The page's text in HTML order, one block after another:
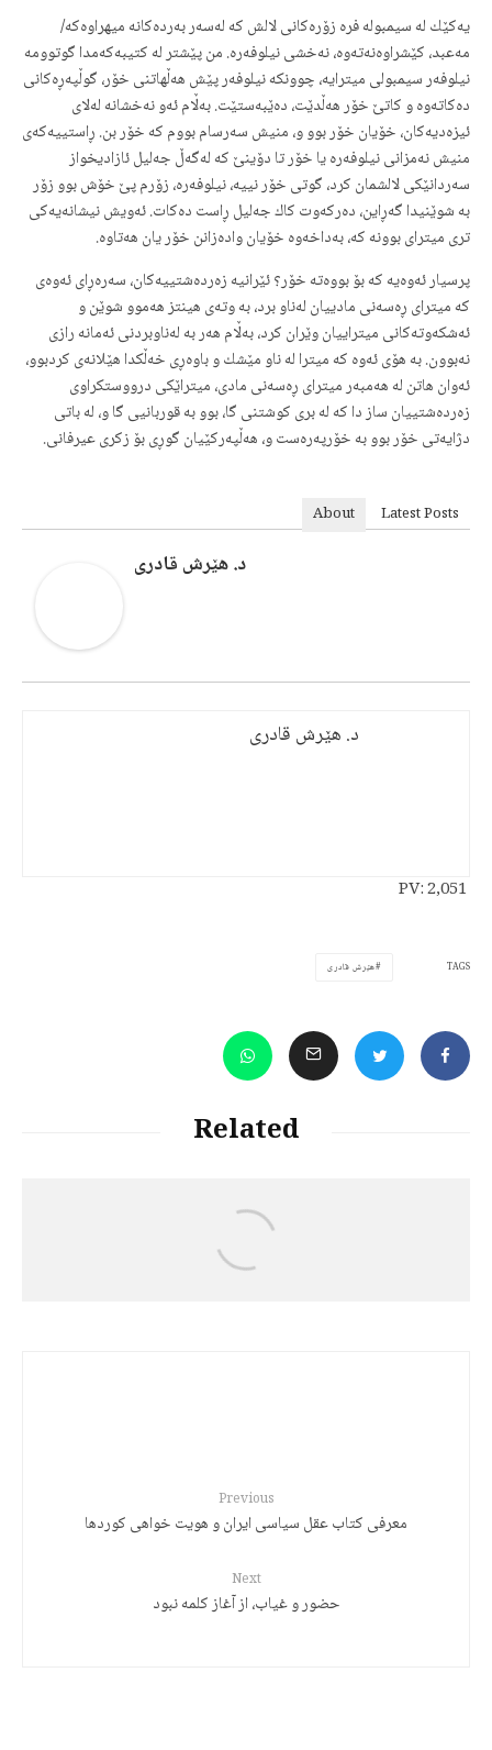
یەكێك لە سیمبولە فرە زۆرەكانی لالش كە لەسەر بەردەكانە میهراوەكە/
مەعبد، كێشراوەنەتەوە، نەخشی نیلوفەرە. من پێشتر لە كتیبەكەمدا گوتوومە
نیلوفەر سیمبولی میترایە، چوونكە نیلوفەر پێش هەڵهاتنی خۆر، گوڵپەڕەكانی
دەكاتەوە و كاتێ خۆر هەڵدێت، دەێبەستێت. بەڵام ئەو نەخشانە لەلای
ئیزەدیەكان، خۆیان خۆر بوو و، منیش سەرسام بووم كە خۆر بن. ڕاستییەكەی
منیش نەمزانی نیلوفەرە یا خۆر تا دۆینێ كە لەگەڵ جەلیل ئازادیخواز
سەردانێكی لالشمان كرد، گوتی خۆر نییە، نیلوفەرە، زۆرم پێ خۆش بوو زۆر
بە شوێنیدا گەڕاین، دەركەوت كاك جەلیل ڕاست دەكات. ئەویش نیشانەیەكی
تری میترای بوونە كە، بەداخەوە خۆیان وادەزانن خۆر یان هەتاوە.
پرسیار ئەوەیە كە بۆ بووەتە خۆر؟ ئێرانیە زەردەشتییەكان، سەرەڕای ئەوەی
كە میترای ڕەسەنی مادییان لەناو برد، بە وتەی هینتز هەموو شوێن و
ئەشكەوتەكانی میتراییان وێران كرد، بەڵام هەر بە لەناوبردنی ئەمانە رازی
نەبوون. بە هۆی ئەوە كە میترا لە ناو مێشك و باوەڕی خەڵكدا هێلانەی كردبوو،
ئەوان هاتن لە هەمبەر میترای ڕەسەنی مادی، میتراێكی درووستكراوی
زەردەشتییان ساز دا كە لە بری كوشتنی گا، بوو بە قوربانیی گا و، لە باتی
دژایەتی خۆر بوو بە خۆرپەرەست و، هەڵپەركێیان گوڕی بۆ زكری عیرفانی.
About Latest Posts
د. هێرش قادری
د. هێرش قادری
PV:2,051
TAGS هێرش قادری
Related
Previous
معرفی کتاب عقل سیاسی ایران و هویت خواهی کوردها
Next
حضور و غیاب، از آغاز کلمه نبود